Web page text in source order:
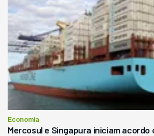
Economia
Mercosul e Singapura iniciam